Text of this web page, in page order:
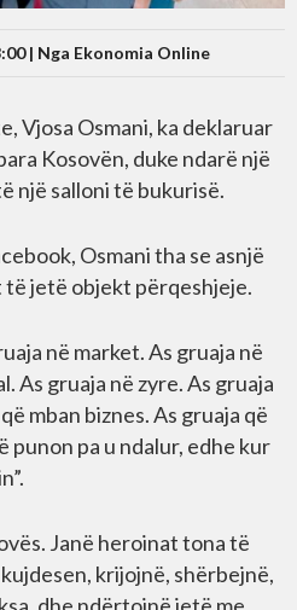
| Nga Ekonomia Online
Vjosa Osmani, ka deklaruar
Kosovën, duke ndarë një
një salloni të bukurisë.
Osmani tha se asnjë
të jetë objekt përqeshjeje.
në market. As gruaja në
As gruaja në zyre. As gruaja
mban biznes. As gruaja që
punon pa u ndalur, edhe kur
Janë heroinat tona të
krijojnë, shërbejnë,